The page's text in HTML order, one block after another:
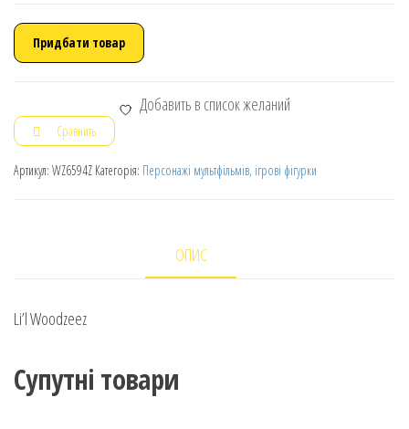
Придбати товар
Добавить в список желаний
Сравнить
Артикул: WZ6594Z Категорія: Персонажі мультфільмів, ігрові фігурки
ОПИС
Li’l Woodzeez
Супутні товари